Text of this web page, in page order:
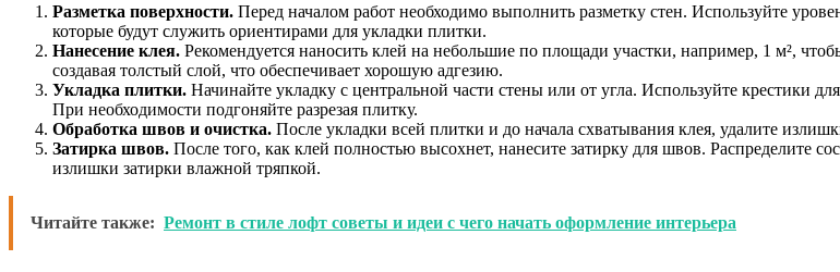
Разметка поверхности. Перед началом работ необходимо выполнить разметку стен. Используйте
которые будут служить ориентирами для укладки плитки.
Нанесение клея. Рекомендуется наносить клей на небольшие по площади участки, например, 1 м²,
создавая толстый слой, что обеспечивает хорошую адгезию.
Укладка плитки. Начинайте укладку с центральной части стены или от угла. Используйте крестики
При необходимости подгоняйте разрезая плитку.
Обработка швов и очистка. После укладки всей плитки и до начала схватывания клея, удалите
Затирка швов. После того, как клей полностью высохнет, нанесите затирку для швов. Распределите
излишки затирки влажной тряпкой.
Читайте также: Ремонт в стиле лофт советы и идеи с чего начать оформление интерьера